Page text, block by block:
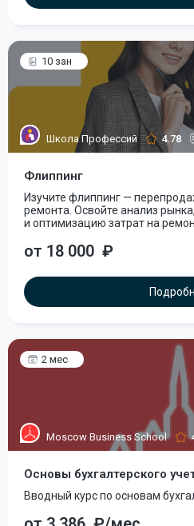
10 зан
Школа Профессий 4.78
Флиппинг
Изучите флиппинг —
ремонта. Освойте анализ
и оптимизацию затрат на
от 18 000 ₽
2 мес
Moscow Business School
Основы бухгалтерского
Вводный курс по основам